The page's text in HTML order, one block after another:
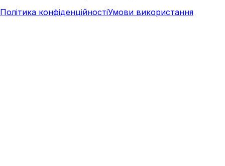
Політика конфіденційностіУмови використання